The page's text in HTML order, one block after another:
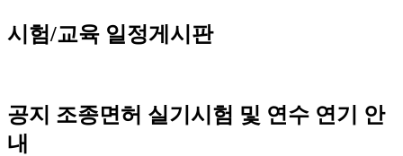
시험/교육 일정게시판
공지 조종면허 실기시험 및 연수 연기 안
내